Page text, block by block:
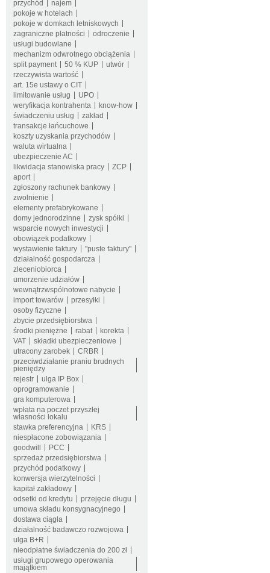
przychód
najem
pokoje w hotelach
pokoje w domkach letniskowych
zagraniczne płatności
odroczenie
usługi budowlane
mechanizm odwrotnego obciążenia
split payment
50 % KUP
utwór
rzeczywista wartość
art. 15e ustawy o CIT
limitowanie usług
UPO
weryfikacja kontrahenta
know-how
świadczeniu usług
zakład
transakcje łańcuchowe
koszty uzyskania przychodów
waluta wirtualna
ubezpieczenie AC
likwidacja stanowiska pracy
ZCP
aport
zgłoszony rachunek bankowy
zwolnienie
elementy prefabrykowane
domy jednorodzinne
zysk spółki
wsparcie nowych inwestycji
obowiązek podatkowy
wystawienie faktury
"puste faktury"
działalność gospodarcza
zleceniobiorca
umorzenie udziałów
wewnątrzwspólnotowe nabycie
import towarów
przesyłki
osoby fizyczne
zbycie przedsiębiorstwa
środki pieniężne
rabat
korekta
VAT
składki ubezpieczeniowe
utracony zarobek
CRBR
przeciwdziałanie praniu brudnych
pieniędzy
rejestr
ulga IP Box
oprogramowanie
gra komputerowa
wpłata na poczet przyszłej
własności lokalu
stawka preferencyjna
KRS
niespłacone zobowiązania
goodwill
PCC
sprzedaż przedsiębiorstwa
przychód podatkowy
konwersja wierzytelności
kapitał zakładowy
odsetki od kredytu
przejęcie długu
umowa składu konsygnacyjnego
dostawa ciągła
działalność badawczo rozwojowa
ulga B+R
nieodpłatne świadczenia do 200 zł
usługi grupowego operowania
majątkiem